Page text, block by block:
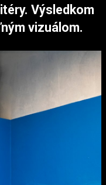
Výsledkom
vizuálom.